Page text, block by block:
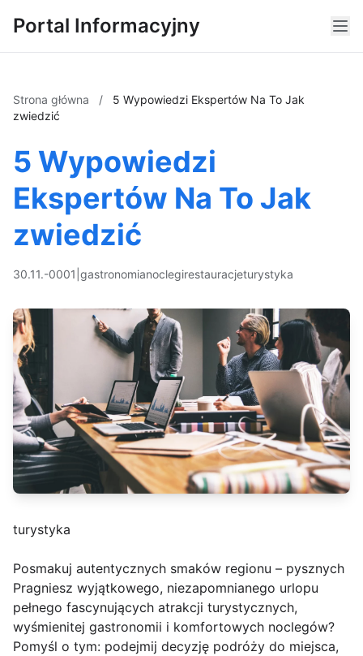
Portal Informacyjny
Strona główna /
5 Wypowiedzi Ekspertów Na To Jak
zwiedzić
5 Wypowiedzi
Ekspertów Na To Jak
zwiedzić
30.11.-0001 gastronomianoclegirestauracjeturystyka
turystyka
Posmakuj autentycznych smaków regionu – pysznych
Pragniesz wyjątkowego, niezapomnianego urlopu
pełnego fascynujących atrakcji turystycznych,
wyśmienitej gastronomii i komfortowych noclegów?
Pomyśl o tym: podejmij decyzję podróży do miejsca,